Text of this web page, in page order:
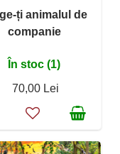
ți animalul de
companie
În stoc (1)
70,00 Lei